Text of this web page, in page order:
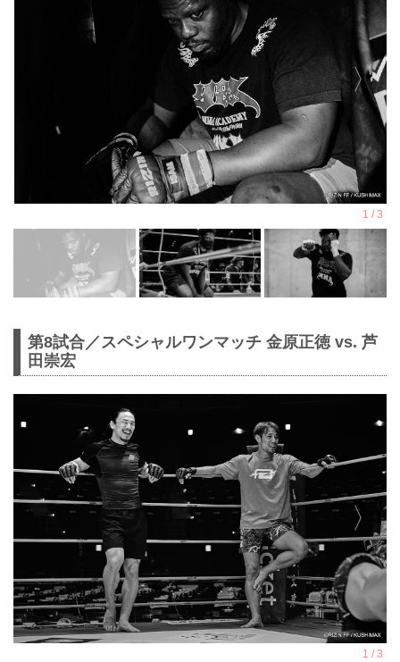
第8試合／スペシャルワンマッチ 金原正徳 vs. 芦
田崇宏